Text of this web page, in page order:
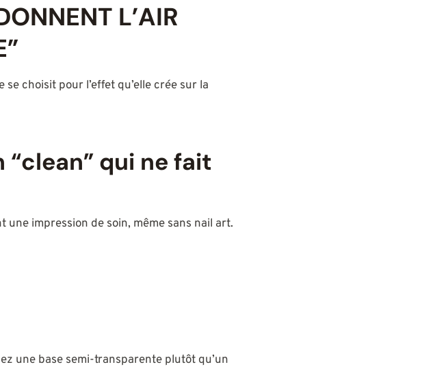
L’AIR
choisit pour l’effet qu’elle crée sur la
“clean” qui ne fait
impression de soin, même sans nail art.
une base semi-transparente plutôt qu’un